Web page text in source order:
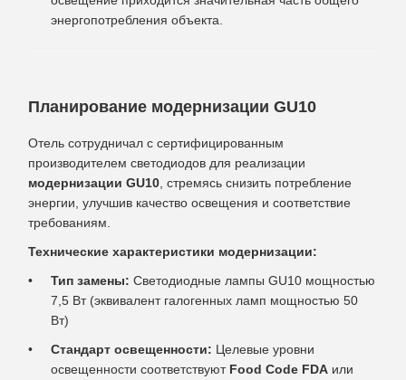
энергопотребления объекта.
Планирование модернизации GU10
Отель сотрудничал с сертифицированным
производителем светодиодов для реализации
модернизации GU10 , стремясь снизить потребление
энергии, улучшив качество освещения и соответствие
требованиям.
Технические характеристики модернизации:
Тип замены: Светодиодные лампы GU10 мощностью
7,5 Вт (эквивалент галогенных ламп мощностью 50
Вт)
Стандарт освещенности: Целевые уровни
освещенности соответствуют Food Code FDA или